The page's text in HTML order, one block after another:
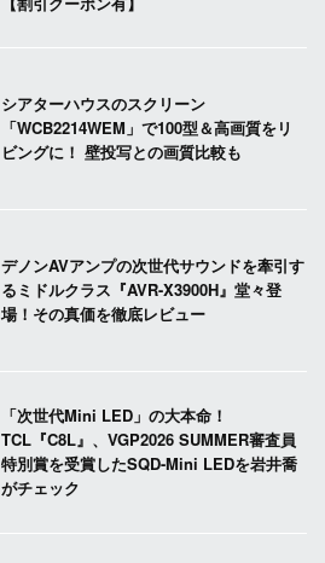
シアターハウスのスクリーン
「WCB2214WEM」で100型＆高画質をリ
ビングに！ 壁投写との画質比較も
デノンAVアンプの次世代サウンドを牽引す
るミドルクラス『AVR-X3900H』堂々登
場！その真価を徹底レビュー
「次世代Mini LED」の大本命！
TCL『C8L』、VGP2026 SUMMER審査員
特別賞を受賞したSQD-Mini LEDを岩井喬
がチェック